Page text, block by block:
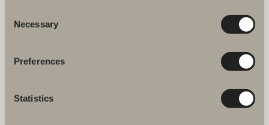
Selection
Necessary
Preferences
Statistics
Svedbergs i Dalstorp AB
Verkstadsvägen 1
Svedbergs kundservice.